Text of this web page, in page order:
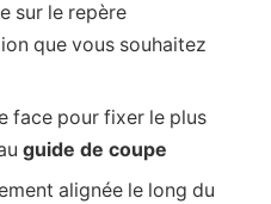
sur le repère
que vous souhaitez
face pour fixer le plus
guide de coupe
alignée le long du